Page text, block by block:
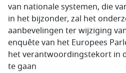
van nationale systemen, die
in het bijzonder, zal het
aanbevelingen ter wijziging
enquête van het Europees
het verantwoordingstekort in
te gaan